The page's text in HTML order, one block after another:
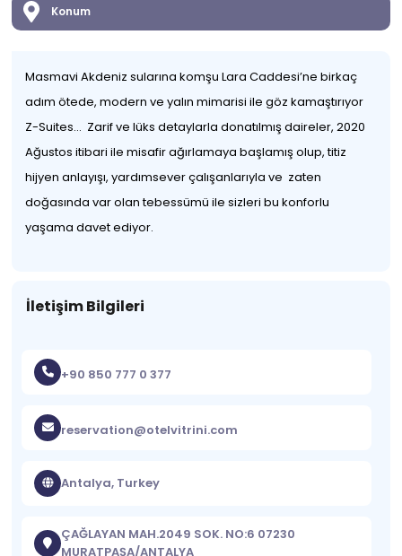
Konum
Masmavi Akdeniz sularına komşu Lara Caddesi’ne birkaç
adım ötede, modern ve yalın mimarisi ile göz kamaştırıyor
Z-Suites… Zarif ve lüks detaylarla donatılmış daireler, 2020
Ağustos itibari ile misafir ağırlamaya başlamış olup, titiz
hijyen anlayışı, yardımsever çalışanlarıyla ve zaten
doğasında var olan tebessümü ile sizleri bu konforlu
yaşama davet ediyor.
İletişim Bilgileri
+90 850 777 0 377
reservation@otelvitrini.com
Antalya, Turkey
ÇAĞLAYAN MAH.2049 SOK. NO:6 07230
MURATPAŞA/ANTALYA